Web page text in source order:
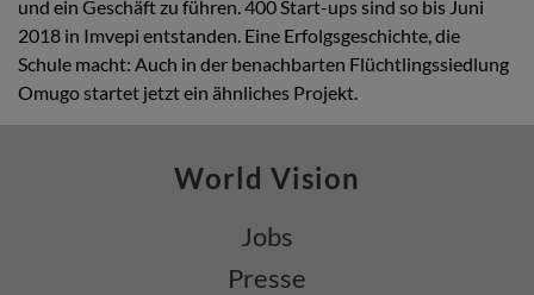
und ein Geschäft zu führen. 400 Start-ups sind so bis Juni
2018 in Imvepi entstanden. Eine Erfolgsgeschichte, die
Schule macht: Auch in der benachbarten Flüchtlingssiedlung
Omugo startet jetzt ein ähnliches Projekt.
World Vision
Jobs
Presse